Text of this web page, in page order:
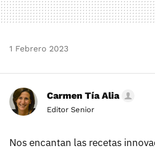
1 Febrero 2023
Carmen Tía Alia
Editor Senior
Nos encantan las recetas